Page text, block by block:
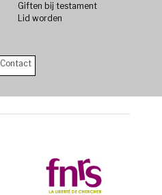
Giften bij testament
Lid worden
Contact